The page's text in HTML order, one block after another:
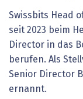
Swissbits Head
seit 2023 beim
Director in das
berufen. Als
Senior Director
ernannt.